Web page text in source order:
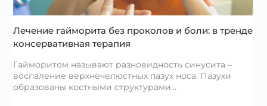
Лечение гайморита без проколов и боли: в тренде
консервативная терапия
Гайморитом называют разновидность синусита –
воспаление верхнечелюстных пазух носа. Пазухи
образованы костными структурами…